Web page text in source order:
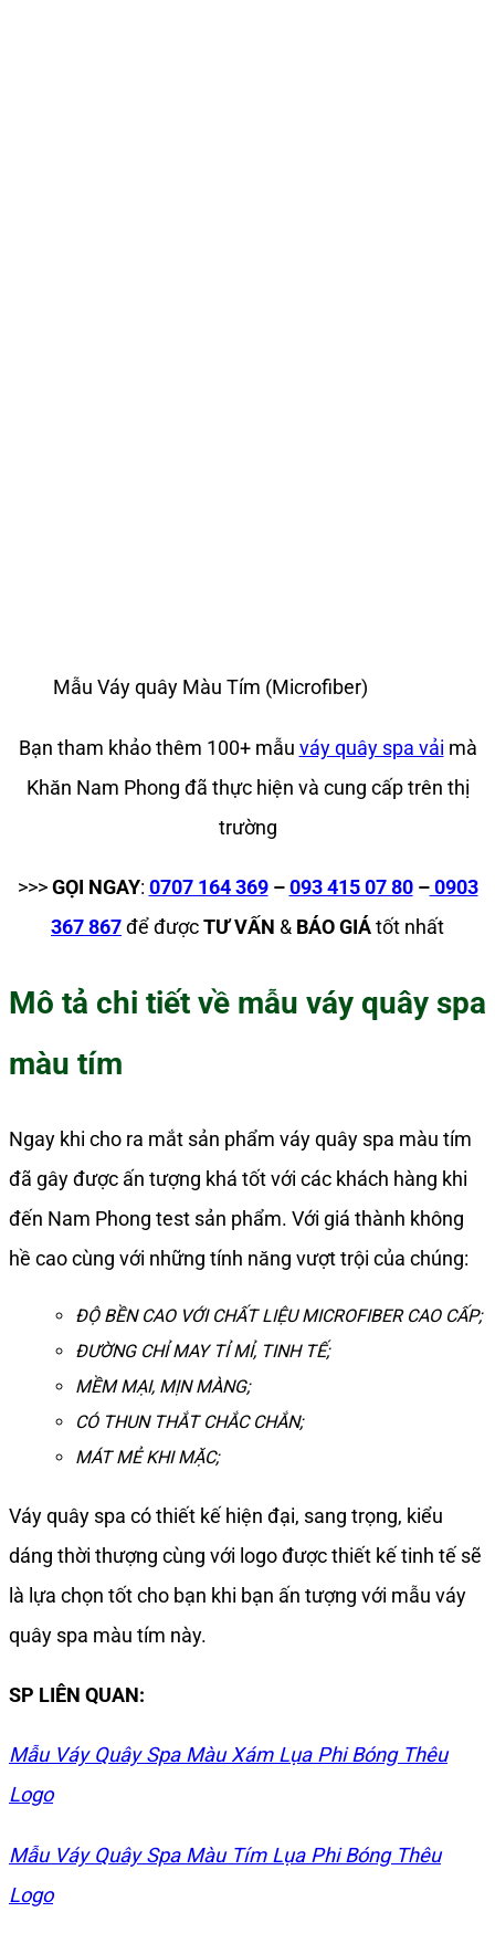
Mẫu Váy quây Màu Tím (Microfiber)
Bạn tham khảo thêm 100+ mẫu váy quây spa vải mà
Khăn Nam Phong đã thực hiện và cung cấp trên thị
trường
>>>GỌI NGAY: 0707 164 369–093 415 07 80–0903
367 867để đượcTƯ VẤN & BÁO GIÁtốt nhất
Mô tả chi tiết về mẫu váy quây spa
màu tím
Ngay khi cho ra mắt sản phẩm váy quây spa màu tím
đã gây được ấn tượng khá tốt với các khách hàng khi
đến Nam Phong test sản phẩm. Với giá thành không
hề cao cùng với những tính năng vượt trội của chúng:
ĐỘ BỀN CAO VỚI CHẤT LIỆU MICROFIBER CAO CẤP;
ĐƯỜNG CHỈ MAY TỈ MỈ, TINH TẾ;
MỀM MẠI, MỊN MÀNG;
CÓ THUN THẮT CHẮC CHẮN;
MÁT MẺ KHI MẶC;
Váy quây spa có thiết kế hiện đại, sang trọng, kiểu
dáng thời thượng cùng với logo được thiết kế tinh tế sẽ
là lựa chọn tốt cho bạn khi bạn ấn tượng với mẫu váy
quây spa màu tím này.
SP LIÊN QUAN:
Mẫu Váy Quây Spa Màu Xám Lụa Phi Bóng Thêu
Logo
Mẫu Váy Quây Spa Màu Tím Lụa Phi Bóng Thêu
Logo